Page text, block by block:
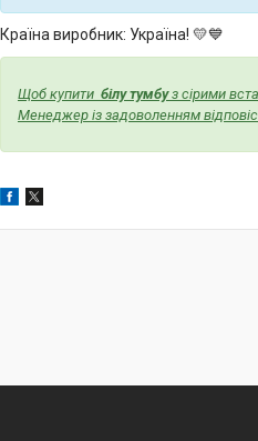
Країна виробник: Україна! 💛💙
Щоб купити білу тумбуз сірими
Менеджер із задоволенням